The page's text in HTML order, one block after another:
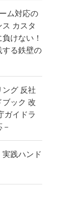
ム対応の
ス カスタ
けない！
する鉄壁の
ング 反社
ック 改
ガイドラ
践ハンド